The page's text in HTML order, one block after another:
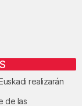
realizarán
de las